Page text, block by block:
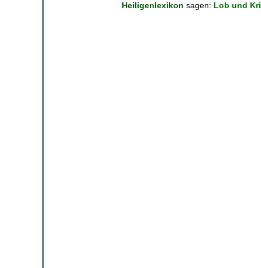
Heiligenlexikon sagen: Lob und